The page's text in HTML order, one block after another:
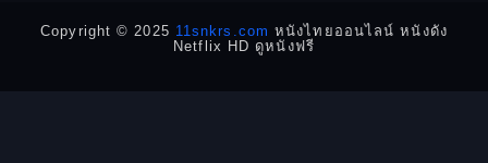
Copyright © 2025 11snkrs.com หนังไทยออนไลน์ หนังดัง
Netflix HD ดูหนังฟรี